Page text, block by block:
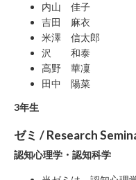
内山 佳子
吉田 麻衣
米澤 信太郎
沢 和泰
高野 華凜
田中 陽菜
3年生
ゼミ / Research
認知心理学・認知科学